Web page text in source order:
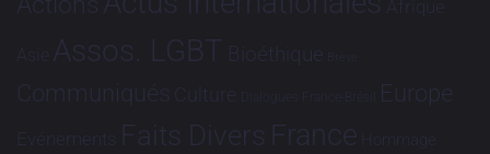
Afrique
Asie Assos. LGBT Bioéthique Brève
Communiqués Culture Dialogues France-Brésil Europe
Evénements Faits Divers France Hommage